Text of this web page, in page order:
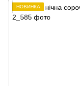
НОВИНКА